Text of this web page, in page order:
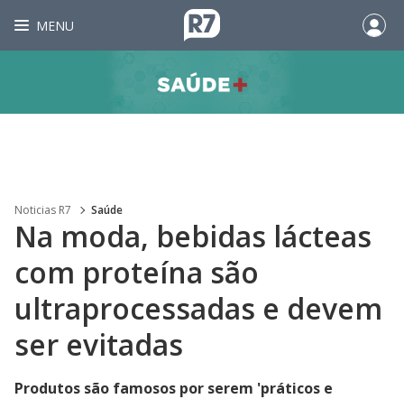
MENU
Noticias R7 Saúde
Na moda, bebidas lácteas
com proteína são
ultraprocessadas e devem
ser evitadas
Produtos são famosos por serem 'práticos e